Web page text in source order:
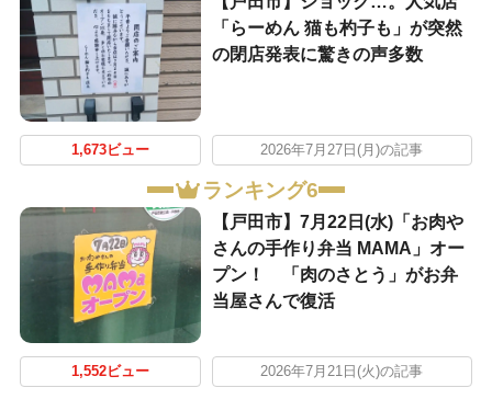
「らーめん 猫も杓子も」が突然
の閉店発表に驚きの声多数
1,673ビュー 2026年7月27日(月)の記事
ランキング6
【戸田市】7月22日(水)「お肉や
さんの手作り弁当 MAMA」オー
プン！ 「肉のさとう」がお弁
当屋さんで復活
1,552ビュー 2026年7月21日(火)の記事